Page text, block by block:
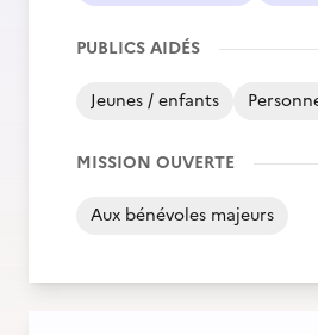
PUBLICS AIDÉS
Jeunes / enfants
MISSION OUVERTE
Aux bénévoles majeurs